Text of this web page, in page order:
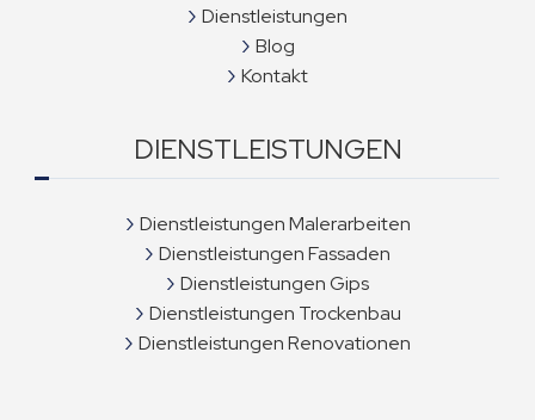
Dienstleistungen
Blog
Kontakt
DIENSTLEISTUNGEN
Dienstleistungen Malerarbeiten
Dienstleistungen Fassaden
Dienstleistungen Gips
Dienstleistungen Trockenbau
Dienstleistungen Renovationen